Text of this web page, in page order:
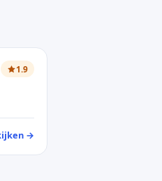
1.9
en website
→